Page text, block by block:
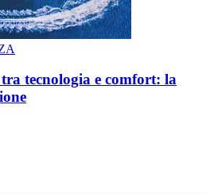
tecnologia e comfort: la